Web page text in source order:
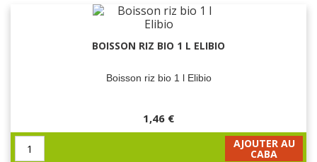
BOISSON RIZ BIO 1 L ELIBIO
Boisson riz bio 1 l Elibio
1,46 €
AJOUTER AU
CABA